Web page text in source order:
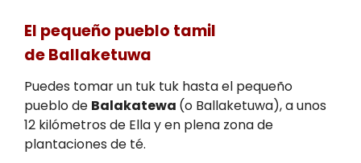
El pequeño pueblo tamil
de Ballaketuwa
Puedes tomar un tuk tuk hasta el pequeño
pueblo de Balakatewa (o Ballaketuwa), a unos
12 kilómetros de Ella y en plena zona de
plantaciones de té.